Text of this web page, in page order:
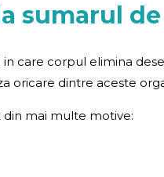
sumarul
care corpul elimina
oricare dintre aceste
mai multe motive: